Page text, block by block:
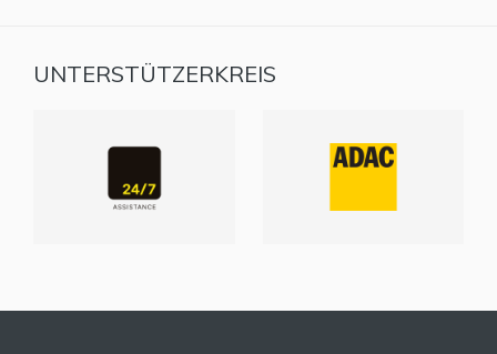
UNTERSTÜTZERKREIS